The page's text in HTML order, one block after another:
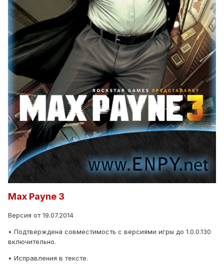
Max Payne 3
Версия от 19.07.2014
• Подтверждена совместимость с версиями игры до 1.0.0.130
включительно.
• Исправления в тексте.